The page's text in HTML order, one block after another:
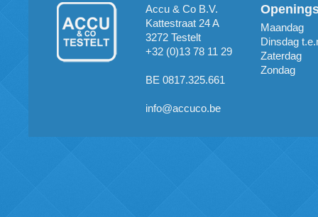
Accu & Co B.V.
Kattestraat 24 A
3272 Testelt
+32 (0)13 78 11 29
BE 0817.325.661
info@accuco.be
Maandag
Dinsdag
Zaterdag
Zondag